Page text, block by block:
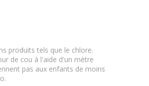
produits tels que le chlore.
de cou à l'aide d'un mètre
pas aux enfants de moins